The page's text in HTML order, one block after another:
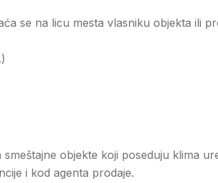
se na licu mesta vlasniku objekta ili
objekte koji poseduju klima
i kod agenta prodaje.